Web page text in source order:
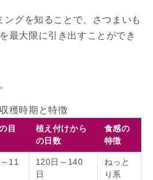
ングを知ることで、さつまいも
最大限に引き出すことができ
穫時期と特徴
目
植え付けから
の日数
食感の
特徴
11
120日～140
日
ねっと
り系